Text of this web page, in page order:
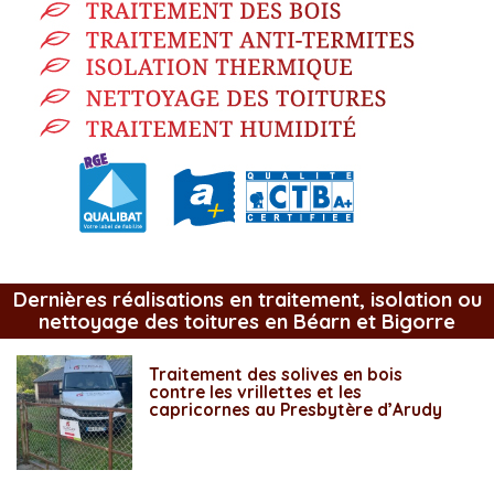
Dernières réalisations en traitement, isolation ou
nettoyage des toitures en Béarn et Bigorre
Traitement des solives en bois
contre les vrillettes et les
capricornes au Presbytère d’Arudy